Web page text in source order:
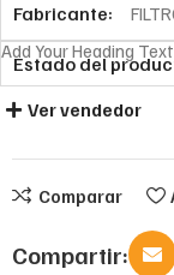
Fabricante:
Estado del
Add Your Heading
Ver vendedor
Comparar
Compartir: